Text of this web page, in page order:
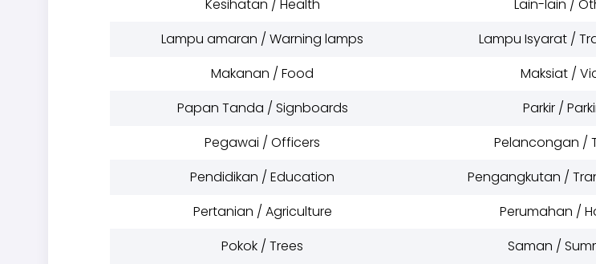
Kesihatan / Health
Lain-lain /
Lampu amaran / Warning lamps
Lampu Isyarat /
Makanan / Food
Maksiat /
Papan Tanda / Signboards
Parkir /
Pegawai / Officers
Pelancongan /
Pendidikan / Education
Pengangkutan /
Pertanian / Agriculture
Perumahan /
Pokok / Trees
Saman /